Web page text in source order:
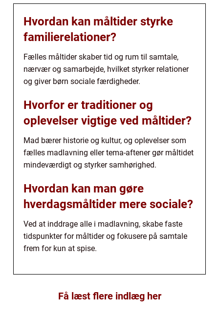
Hvordan kan måltider styrke
familierelationer?
Fælles måltider skaber tid og rum til samtale,
nærvær og samarbejde, hvilket styrker relationer
og giver børn sociale færdigheder.
Hvorfor er traditioner og
oplevelser vigtige ved måltider?
Mad bærer historie og kultur, og oplevelser som
fælles madlavning eller tema-aftener gør måltidet
mindeværdigt og styrker samhørighed.
Hvordan kan man gøre
hverdagsmåltider mere sociale?
Ved at inddrage alle i madlavning, skabe faste
tidspunkter for måltider og fokusere på samtale
frem for kun at spise.
Få læst flere indlæg her